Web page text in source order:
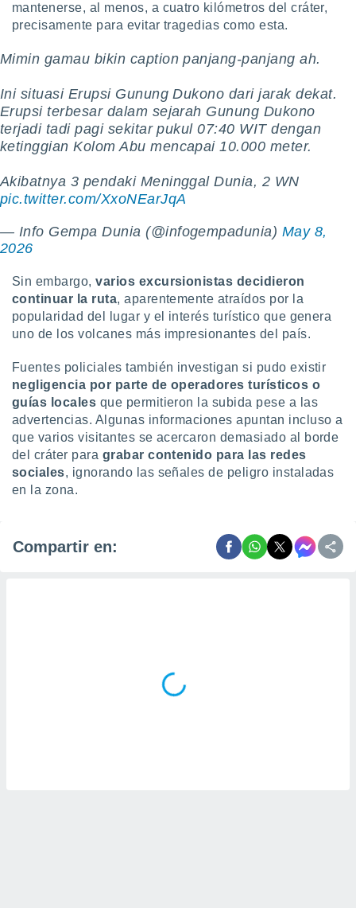
mantenerse, al menos, a cuatro kilómetros del cráter,
precisamente para evitar tragedias como esta.
Mimin gamau bikin caption panjang-panjang ah.
Ini situasi Erupsi Gunung Dukono dari jarak dekat.
Erupsi terbesar dalam sejarah Gunung Dukono
terjadi tadi pagi sekitar pukul 07:40 WIT dengan
ketinggian Kolom Abu mencapai 10.000 meter.
Akibatnya 3 pendaki Meninggal Dunia, 2 WN
pic.twitter.com/XxoNEarJqA
— Info Gempa Dunia (@infogempadunia) May 8,
2026
Sin embargo,varios excursionistas decidieron
continuar la ruta, aparentemente atraídos por la
popularidad del lugar y el interés turístico que genera
uno de los volcanes más impresionantes del país.
Fuentes policiales también investigan si pudo existir
negligencia por parte de operadores turísticos o
guías locales que permitieron la subida pese a las
advertencias. Algunas informaciones apuntan incluso a
que varios visitantes se acercaron demasiado al borde
del cráter para grabar contenido para las redes
sociales, ignorando las señales de peligro instaladas
en la zona.
Compartir en: